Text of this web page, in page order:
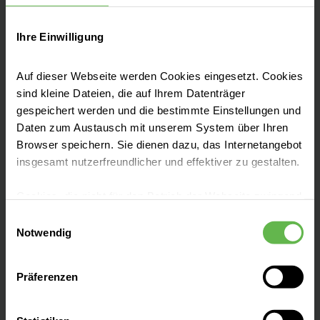
Ihre Einwilligung
Auf dieser Webseite werden Cookies eingesetzt. Cookies
sind kleine Dateien, die auf Ihrem Datenträger
gespeichert werden und die bestimmte Einstellungen und
Daten zum Austausch mit unserem System über Ihren
Browser speichern. Sie dienen dazu, das Internetangebot
insgesamt nutzerfreundlicher und effektiver zu gestalten.
eingesetzt werden.
Es steht Ihnen frei, unsere Seite mit nur den notwendigen
Cookies zu benutzen, eine individuelle Auswahl
oder durch Auswahl von „Alle Cookies akzeptieren“ in die
Notwendig
Präferenzen
Aufnahme & Besucher
Kontakt & Anfahrt